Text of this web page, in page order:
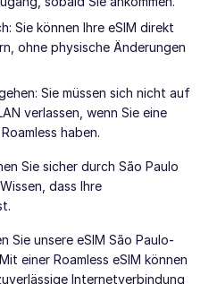
Sie können Ihre eSIM direkt
ohne physische Änderungen
Sie müssen sich nicht auf
verlassen, wenn Sie eine
haben.
Sie sicher durch São Paulo
dass Ihre
Sie unsere eSIM São Paulo-
einer Roamless eSIM können
Internetverbindung